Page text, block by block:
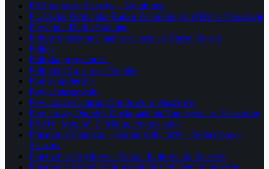
PKS na trasie Staszów – Kołobrzeg
Placówka Partnerska Banku Zachodniego WBK w Staszowie
Pływalnia Delfin Połaniec
Pokoje Gościnne Chańcza Urszula i Błażej Olczak
Policja
Polityka prywatności
Polprzem Sp. z o.o. Połaniec
Pomoc społeczna
Powiat staszowski
Powiatowe Centrum Sportowe w Staszowie
Powiatowy Ośrodek Doskonalenia Nauczycieli w Staszowie
PPHU „Maxim” Z. Mikus, Podmaleniec
Pracownia Fantazja – słodkie stoły, torty – Wola Osowa,
Staszów
Pracownia Projektowa Aldona Krakowiak, Staszów
Pracownia Protetyki Stomatologicznej Dentam Staszów